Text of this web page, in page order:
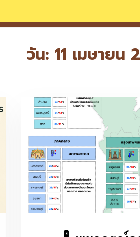
วัน: 11 เมษายน